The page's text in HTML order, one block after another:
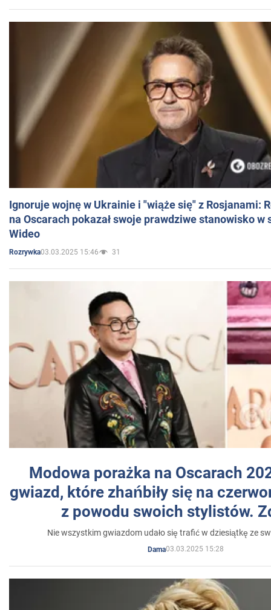
Ignoruje wojnę w Ukrainie i "wiąże się" z Rosjanami:
na Oscarach pokazał swoje prawdziwe stanowisko w
Wideo
Rozrywka03.03.2025 15:46 31
Modowa porażka na Oscarach
gwiazd, które zhańbiły się na
z powodu swoich stylistów.
Nie wszystkim gwiazdom udało się trafić w dziesiątkę ze
Dama03.03.2025 15:28